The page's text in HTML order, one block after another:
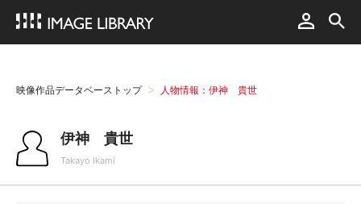
映像作品データベーストップ 人物情報：伊神 貴世
伊神 貴世
Takayo Ikami